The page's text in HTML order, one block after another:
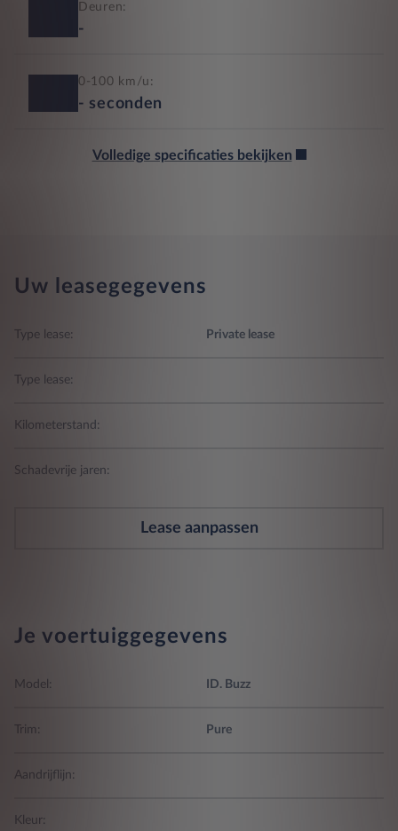
Deuren:
-
0-100 km/u:
- seconden
Volledige specificaties bekijken
Uw leasegegevens
Type lease: Private lease
Type lease:
Kilometerstand:
Schadevrije jaren:
Lease aanpassen
Je voertuiggegevens
Model: ID. Buzz
Trim: Pure
Aandrijflijn:
Kleur: